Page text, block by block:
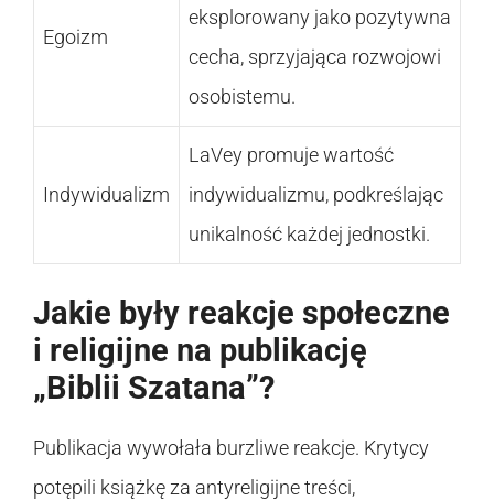
Egoizm
eksplorowany jako pozytywna
cecha, sprzyjająca rozwojowi
osobistemu.
Indywidualizm
LaVey promuje wartość
indywidualizmu, podkreślając
unikalność każdej jednostki.
Jakie były reakcje społeczne
i religijne na publikację
„Biblii Szatana”?
Publikacja wywołała burzliwe reakcje. Krytycy
potępili książkę za antyreligijne treści,